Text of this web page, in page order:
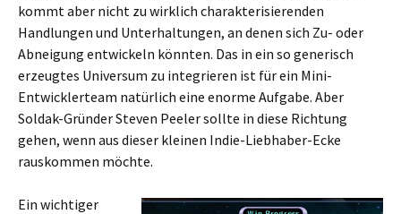
kommt aber nicht zu wirklich charakterisierenden
Handlungen und Unterhaltungen, an denen sich Zu- oder
Abneigung entwickeln könnten. Das in ein so generisch
erzeugtes Universum zu integrieren ist für ein Mini-
Entwicklerteam natürlich eine enorme Aufgabe. Aber
Soldak-Gründer Steven Peeler sollte in diese Richtung
gehen, wenn aus dieser kleinen Indie-Liebhaber-Ecke
rauskommen möchte.
Ein wichtiger